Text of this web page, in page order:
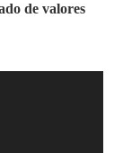
de valores